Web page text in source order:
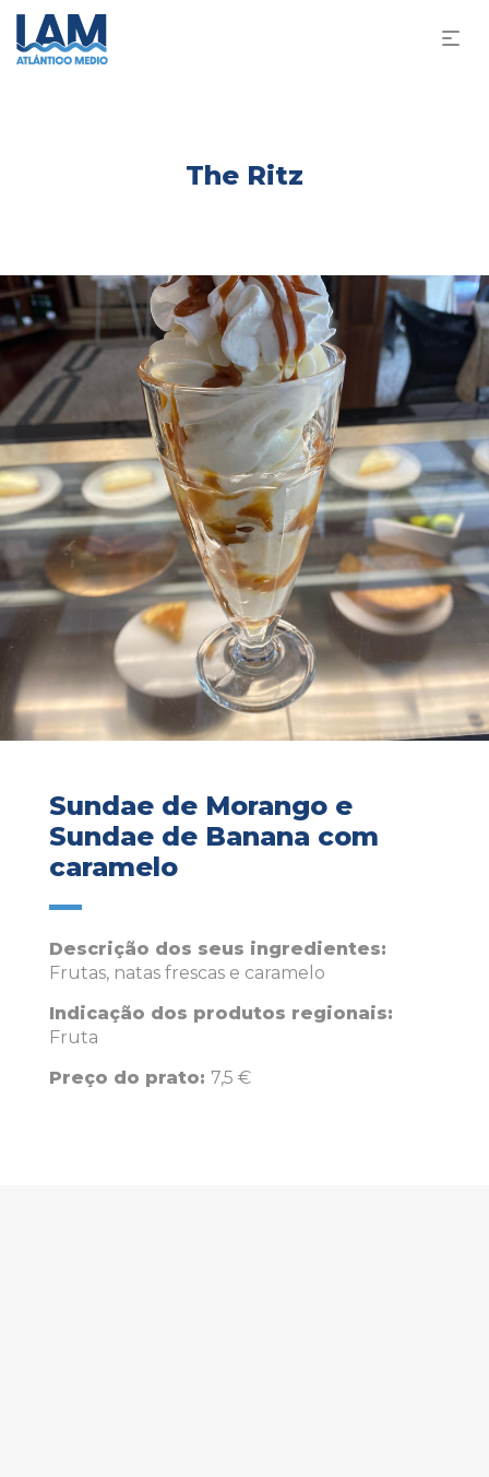
The Ritz
Sundae de Morango e
Sundae de Banana com
caramelo
Descrição dos seus ingredientes:
Frutas, natas frescas e caramelo
Indicação dos produtos regionais:
Fruta
Preço do prato: 7,5 €